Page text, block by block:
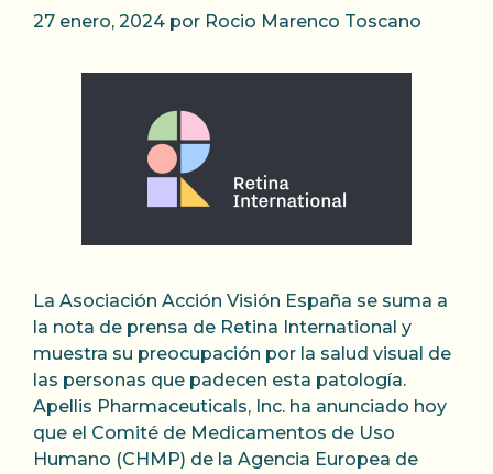
27 enero, 2024 por Rocio Marenco Toscano
La Asociación Acción Visión España se suma a
la nota de prensa de Retina International y
muestra su preocupación por la salud visual de
las personas que padecen esta patología.
Apellis Pharmaceuticals, Inc. ha anunciado hoy
que el Comité de Medicamentos de Uso
Humano (CHMP) de la Agencia Europea de